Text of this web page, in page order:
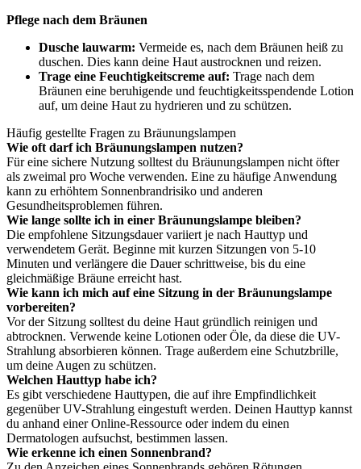
Pflege nach dem Bräunen
Dusche lauwarm: Vermeide es, nach dem Bräunen heiß zu
duschen. Dies kann deine Haut austrocknen und reizen.
Trage eine Feuchtigkeitscreme auf: Trage nach dem
Bräunen eine beruhigende und feuchtigkeitsspendende Lotion
auf, um deine Haut zu hydrieren und zu schützen.
Häufig gestellte Fragen zu Bräunungslampen
Wie oft darf ich Bräunungslampen nutzen?
Für eine sichere Nutzung solltest du Bräunungslampen nicht öfter
als zweimal pro Woche verwenden. Eine zu häufige Anwendung
kann zu erhöhtem Sonnenbrandrisiko und anderen
Gesundheitsproblemen führen.
Wie lange sollte ich in einer Bräunungslampe bleiben?
Die empfohlene Sitzungsdauer variiert je nach Hauttyp und
verwendetem Gerät. Beginne mit kurzen Sitzungen von 5-10
Minuten und verlängere die Dauer schrittweise, bis du eine
gleichmäßige Bräune erreicht hast.
Wie kann ich mich auf eine Sitzung in der Bräunungslampe
vorbereiten?
Vor der Sitzung solltest du deine Haut gründlich reinigen und
abtrocknen. Verwende keine Lotionen oder Öle, da diese die UV-
Strahlung absorbieren können. Trage außerdem eine Schutzbrille,
um deine Augen zu schützen.
Welchen Hauttyp habe ich?
Es gibt verschiedene Hauttypen, die auf ihre Empfindlichkeit
gegenüber UV-Strahlung eingestuft werden. Deinen Hauttyp kannst
du anhand einer Online-Ressource oder indem du einen
Dermatologen aufsuchst, bestimmen lassen.
Wie erkenne ich einen Sonnenbrand?